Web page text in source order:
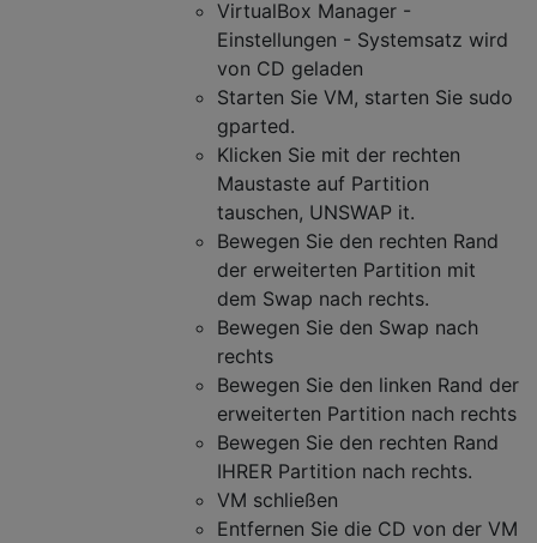
VirtualBox Manager -
Einstellungen - Systemsatz wird
von CD geladen
Starten Sie VM, starten Sie sudo
gparted.
Klicken Sie mit der rechten
Maustaste auf Partition
tauschen, UNSWAP it.
Bewegen Sie den rechten Rand
der erweiterten Partition mit
dem Swap nach rechts.
Bewegen Sie den Swap nach
rechts
Bewegen Sie den linken Rand der
erweiterten Partition nach rechts
Bewegen Sie den rechten Rand
IHRER Partition nach rechts.
VM schließen
Entfernen Sie die CD von der VM